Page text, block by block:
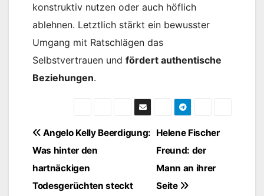
konstruktiv nutzen oder auch höflich
ablehnen. Letztlich stärkt ein bewusster
Umgang mit Ratschlägen das
Selbstvertrauen und fördert authentische
Beziehungen.
Beitragsnavigation
Helene Fischer
Freund: der
Mann an ihrer
Seite
Angelo Kelly Beerdigung:
Was hinter den
hartnäckigen
Todesgerüchten steckt